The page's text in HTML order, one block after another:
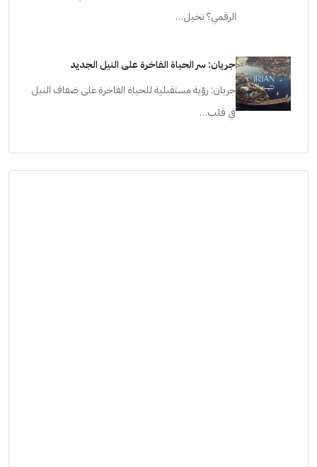
الرقمي؟ تخيل…
جريان: سر الحياة الفاخرة على النيل الجديد
جريان: رؤية مستقبلية للحياة الفاخرة على ضفاف النيل
في قلب…